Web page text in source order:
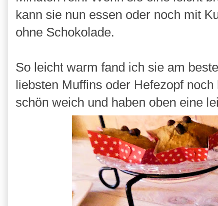
kann sie nun essen oder noch mit
ohne Schokolade.
So leicht warm fand ich sie am
liebsten Muffins oder Hefezopf
schön weich und haben oben eine